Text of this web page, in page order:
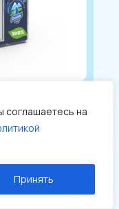
соглашаетесь на
Принять
2000